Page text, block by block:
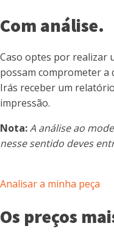
Com análise.
Caso optes por realizar
possam comprometer a
Irás receber um
impressão.
Nota:A análise ao
nesse sentido deves
Analisar a minha peça
Os preços